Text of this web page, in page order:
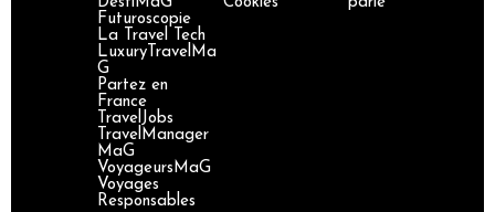
Futuroscopie
La Travel Tech
LuxuryTravelMa
G
Partez en
France
TravelJobs
TravelManager
MaG
VoyageursMaG
Voyages
Responsables